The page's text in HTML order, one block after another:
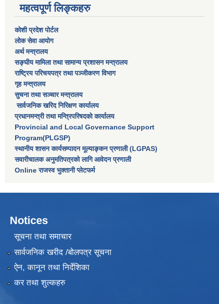
महत्वपूर्ण लिङ्कहरु
कोशी प्रदेश पोर्टल
लाेक सेवा आयाेग
अर्थ मन्त्रालय
सङ्घीय मामिला तथा सामान्य प्रशासन मन्त्रालय
राष्‍ट्रिय परिचयपत्र तथा पञ्‍जीकरण विभाग
गृह मन्त्रालय
सुचना तथा सञ्चार मन्त्रालय
सार्वजनिक खरिद निरिक्षण कार्यालय
प्रधानमन्त्री तथा मन्त्रिपरिषदकाे कार्यालय
Provincial and Local Governance Support
Program(PLGSP)
स्थानीय शासन कार्यसम्पादन मूल्याङ्कन प्रणाली (LGPAS)
सवारीचालक अनुमतिपत्रको लागि आवेदन प्रणाली
Online राजस्व भुक्तानी प्लेटफर्म
Notices
सूचना तथा समाचार
सार्वजनिक खरीद /बोलपत्र सूचना
ऐन, कानून तथा निर्देशिका
कर तथा शुल्कहरु